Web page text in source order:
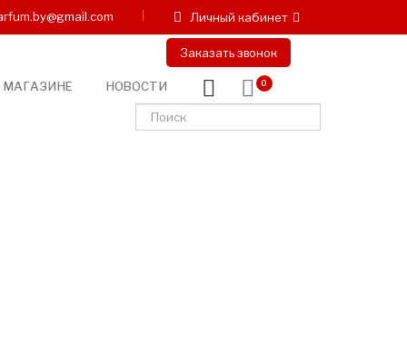
Личный кабинет
МАГАЗИНЕ НОВОСТИ
Заказать звонок
0